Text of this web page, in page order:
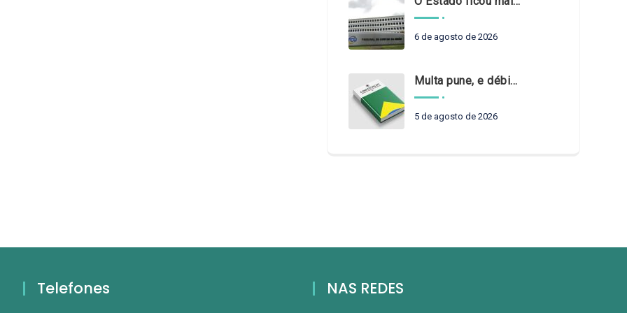
6 de agosto de 2026
Multa pune, e débito recompõe. § 3º do art. 71 da Constituição: um problema de legística formal
5 de agosto de 2026
Telefones NAS REDES